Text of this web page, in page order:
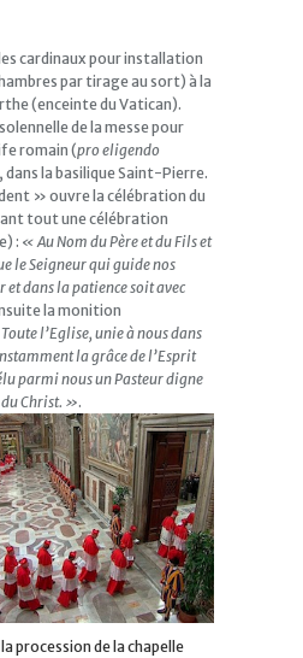
cardinaux pour installation
par tirage au sort) à la
(enceinte du Vatican).
de la messe pour
romain (pro eligendo
dans la basilique Saint-Pierre.
» ouvre la célébration du
tout une célébration
: « Au Nom du Père et du Fils et
le Seigneur qui guide nos
et dans la patience soit avec
la monition
l’Eglise, unie à nous dans
la grâce de l’Esprit
parmi nous un Pasteur digne
Christ. ».
procession de la chapelle